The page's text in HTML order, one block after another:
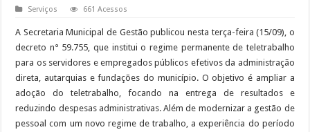
Serviços 661 Acessos
A Secretaria Municipal de Gestão publicou nesta terça-feira (15/09), o
decreto n° 59.755, que institui o regime permanente de teletrabalho
para os servidores e empregados públicos efetivos da administração
direta, autarquias e fundações do município. O objetivo é ampliar a
adoção do teletrabalho, focando na entrega de resultados e
reduzindo despesas administrativas. Além de modernizar a gestão de
pessoal com um novo regime de trabalho, a experiência do período